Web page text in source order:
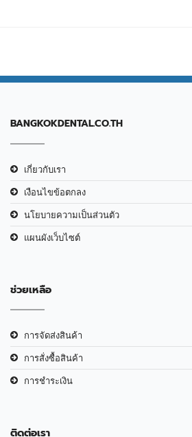
BANGKOKDENTAL.CO.TH
เกี่ยวกับเรา
เงือนไขข้อตกลง
นโยบายความเป็นส่วนตัว
แผนผังเว็บไซต์
ช่วยเหลือ
การจัดส่งสินค้า
การสั่งซื้อสินค้า
การชำระเงิน
ติดต่อเรา